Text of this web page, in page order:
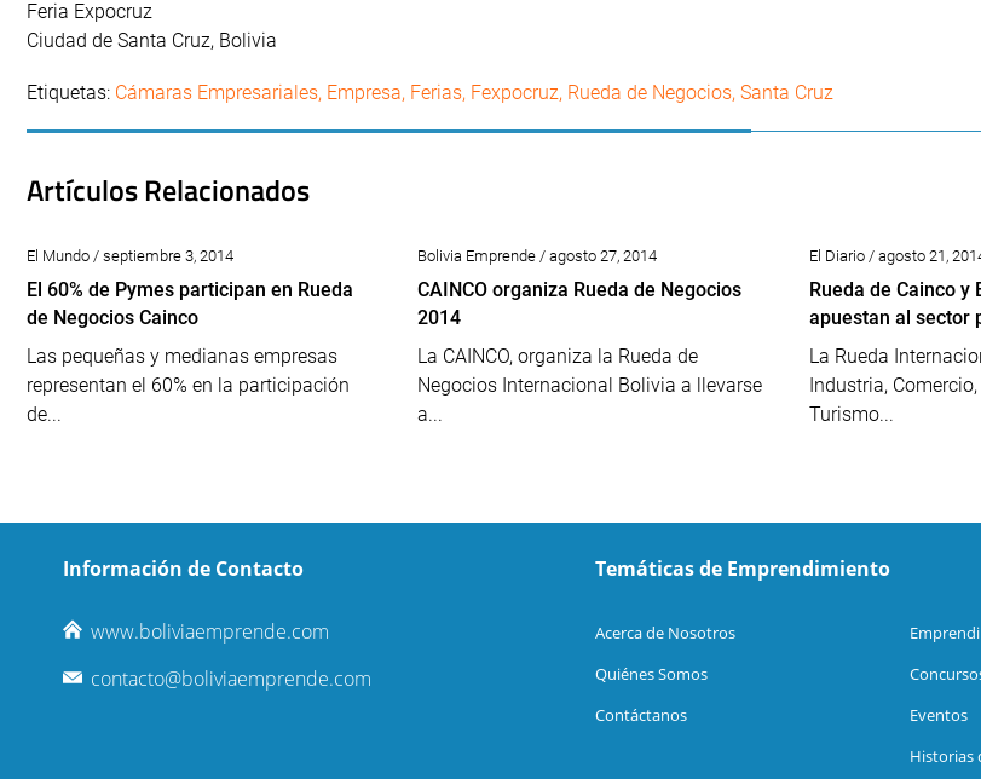
Feria Expocruz
Ciudad de Santa Cruz, Bolivia
Etiquetas: Cámaras Empresariales, Empresa, Ferias, Fexpocruz, Rueda de Negocios, Santa Cruz
Artículos Relacionados
El Mundo / septiembre 3, 2014
El 60% de Pymes participan en Rueda
de Negocios Cainco
Las pequeñas y medianas empresas
representan el 60% en la participación
de...
Bolivia Emprende / agosto 27, 2014
CAINCO organiza Rueda de Negocios
2014
La CAINCO, organiza la Rueda de
Negocios Internacional Bolivia a llevarse
a...
El Diario / agosto 21,
Rueda de Cainco y
apuestan al sector
La Rueda
Industria,
Turismo...
Información de Contacto
www.boliviaemprende.com
contacto@boliviaemprende.com
Temáticas de Emprendimiento
Acerca de Nosotros
Quiénes Somos
Contáctanos
Eventos
Historias